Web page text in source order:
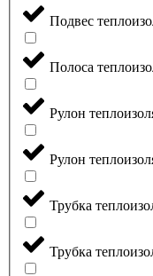
Подвес
Полоса
Рулон
Рулон
Трубка
Трубка